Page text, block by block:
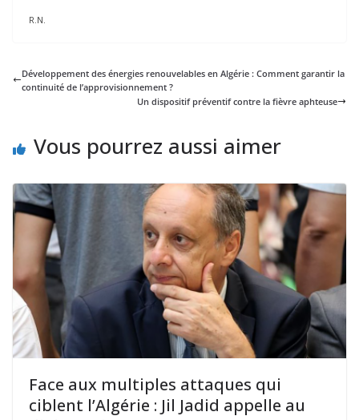
R.N.
Développement des énergies renouvelables en Algérie : Comment garantir la
continuité de l’approvisionnement ?
Un dispositif préventif contre la fièvre aphteuse
Vous pourrez aussi aimer
Face aux multiples attaques qui
ciblent l’Algérie : Jil Jadid appelle au